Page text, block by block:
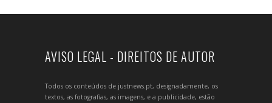
AVISO LEGAL - DIREITOS DE AUTOR
Todos os conteúdos de justnews.pt, designadamente, os
textos, as fotografias, as imagens, e a publicidade, estão